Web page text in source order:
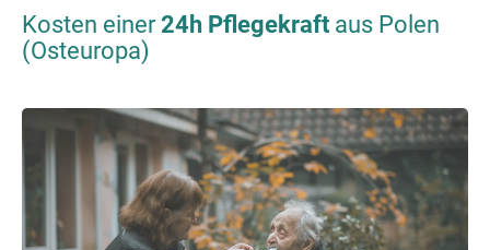
Kosten einer24h Pflegekraft aus Polen
(Osteuropa)